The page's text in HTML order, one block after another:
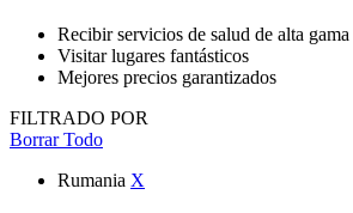
Recibir servicios de salud de alta gama
Visitar lugares fantásticos
Mejores precios garantizados
FILTRADO POR
Borrar Todo
Rumania X